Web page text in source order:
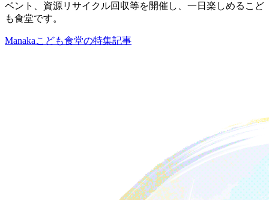
ベント、資源リサイクル回収等を開催し、一日楽しめるこど
も食堂です。
Manakaこども食堂の特集記事